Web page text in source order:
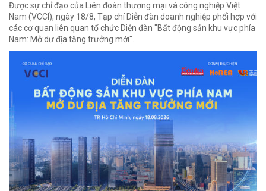
Được sự chỉ đạo của Liên đoàn thương mại và công nghiệp Việt
Nam (VCCI), ngày 18/8, Tạp chí Diễn đàn doanh nghiệp phối hợp với
các cơ quan liên quan tổ chức Diễn đàn "Bất động sản khu vực phía
Nam: Mở dư địa tăng trưởng mới".